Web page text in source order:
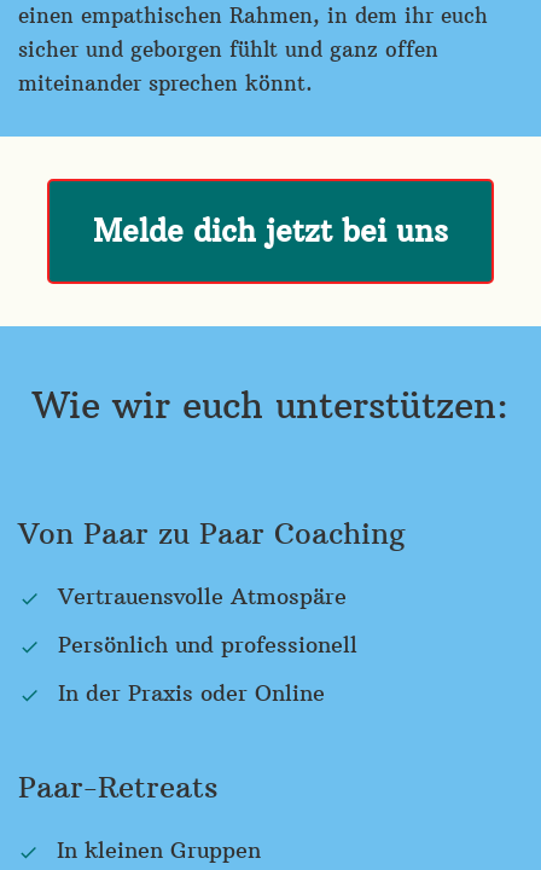
einen empathischen Rahmen, in dem ihr euch
sicher und geborgen fühlt und ganz offen
miteinander sprechen könnt.
Melde dich jetzt bei uns
Wie wir euch unterstützen:
Von Paar zu Paar Coaching
Vertrauensvolle Atmospäre
Persönlich und professionell
In der Praxis oder Online
Paar-Retreats
In kleinen Gruppen